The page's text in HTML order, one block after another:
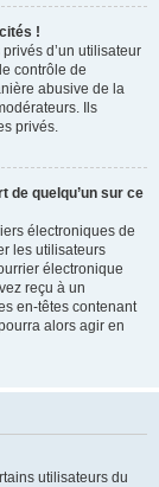
!
d’un utilisateur
contrôle de
abusive de la
Ils
privés.
de quelqu’un sur ce
électroniques de
les utilisateurs
électronique
reçu à un
en-têtes contenant
alors agir en
utilisateurs du